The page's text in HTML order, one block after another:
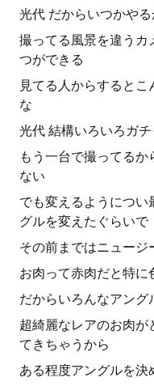
光代 だからいつかや
撮ってる風景を違うカ
つができる
見てる人からすると
な
光代 結構いろいろガ
もう一台で撮ってる
ない
でも変えるようにつ
グルを変えたぐらいで
その前まではニュージ
お肉って赤肉だと特に
だからいろんなアング
超綺麗なレアのお肉が
てきちゃうから
ある程度アングルを